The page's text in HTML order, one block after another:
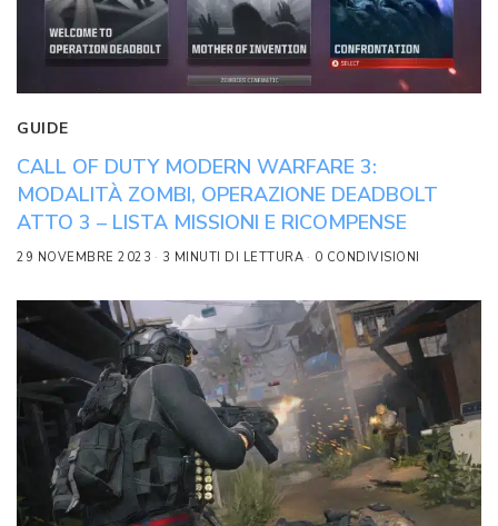
GUIDE
CALL OF DUTY MODERN WARFARE 3:
MODALITÀ ZOMBI, OPERAZIONE DEADBOLT
ATTO 3 – LISTA MISSIONI E RICOMPENSE
29 NOVEMBRE 2023 3 MINUTI DI LETTURA 0 CONDIVISIONI